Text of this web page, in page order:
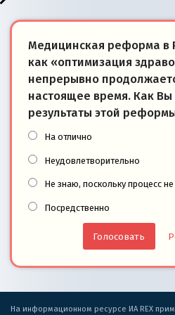
Медицинская реформа в
как «оптимизация
непрерывно
настоящее время. Как
результаты этой
На отлично
Неудовлетворительно
Не знаю, поскольку процесс
Посредственно
На информационном ресурсе ИА REX